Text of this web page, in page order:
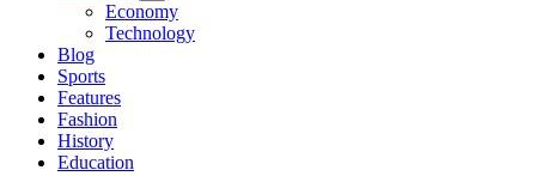
Economy
Technology
Blog
Sports
Features
Fashion
History
Education